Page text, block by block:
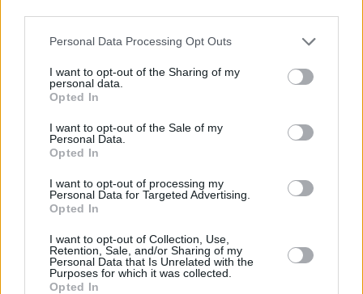
Personal Data Processing Opt Outs
I want to opt-out of the Sharing of my
personal data.
Opted In
I want to opt-out of the Sale of my
Personal Data.
Opted In
I want to opt-out of processing my
Personal Data for Targeted Advertising.
Opted In
I want to opt-out of Collection, Use,
Retention, Sale, and/or Sharing of my
Personal Data that Is Unrelated with the
Purposes for which it was collected.
Opted In
Τοξότης
Οι Τοξότες είναι οι απόλυτοι «φλερταδόροι»,
που ξέρουν πώς να δελεάζουν τους
τους. Θα σας «βομβαρδίσουν» με ειλικρινή,
παθιασμένα φιλιά, χωρίς να φοβούνται αν
τους βλέπουν ή τι θα σκεφτεί ο κόσμος.